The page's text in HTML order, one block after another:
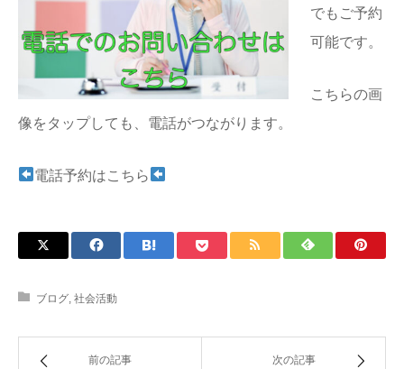
でもご予約
可能です。
こちらの画
像をタップしても、電話がつながります。
電話予約はこちら
ブログ, 社会活動
前の記事 次の記事